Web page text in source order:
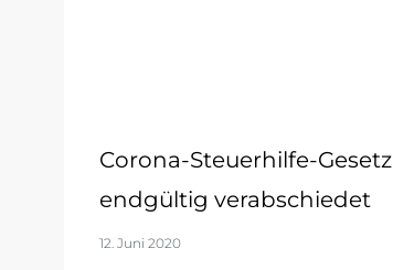
Corona-Steuerhilfe-Gesetz
endgültig verabschiedet
12. Juni 2020